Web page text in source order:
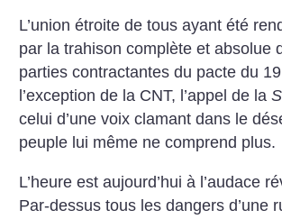
L’union étroite de tous ayant été
par la trahison complète et absolue
parties contractantes du pacte du
l’exception de la CNT, l’appel de la
celui d’une voix clamant dans le
peuple lui même ne comprend plus.
L’heure est aujourd’hui à l’audace
Par-dessus tous les dangers d’une